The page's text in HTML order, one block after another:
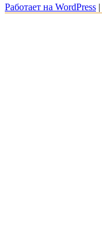
Работает на WordPress |